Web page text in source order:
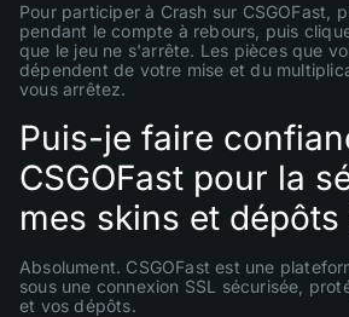
Pour participer à Crash sur CSGOFast,
pendant le compte à rebours, puis
que le jeu ne s'arrête. Les pièces que
dépendent de votre mise et du
vous arrêtez.
Puis-je faire
CSGOFast pour la
mes skins et dépôts
Absolument. CSGOFast est une
sous une connexion SSL sécurisée,
et vos dépôts.